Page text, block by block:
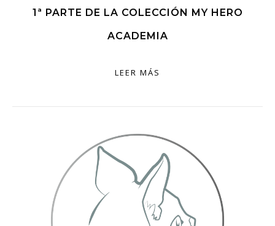
1ª PARTE DE LA COLECCIÓN MY HERO
ACADEMIA
LEER MÁS